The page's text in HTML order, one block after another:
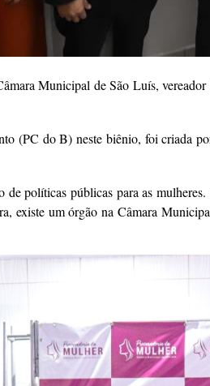
Municipal de São Luís,
(PC do B) neste biênio, foi criada
políticas públicas para as
existe um órgão na Câmara